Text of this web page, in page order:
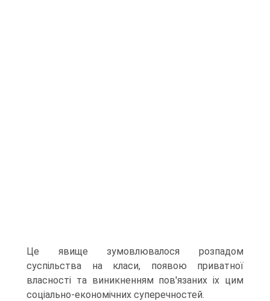
Це явище зумовлювалося розпадом
суспільства на класи, появою приватної
власності та виникненням пов'язаних іх цим
соціально-економічних суперечностей.